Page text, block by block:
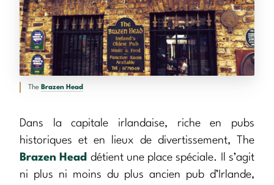
The Brazen Head
Dans la capitale irlandaise, riche en pubs
historiques et en lieux de divertissement, The
Brazen Head détient une place spéciale. Il s’agit
ni plus ni moins du plus ancien pub d’Irlande,